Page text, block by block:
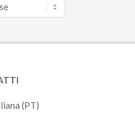
(PT)